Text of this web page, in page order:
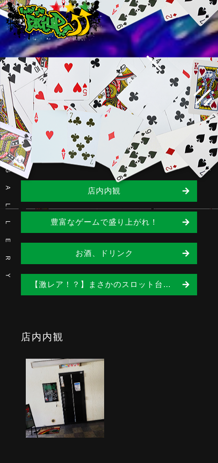
scroll
ギャラリー
G
A
L
L
E
R
Y
店内内観
豊富なゲームで盛り上がれ！
お酒、ドリンク
【激レア！？】まさかのスロット台が2台も！
店内内観